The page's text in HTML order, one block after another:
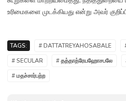
உரிமைகளை முடக்கியது என்று அவர்
TAGS: # DATTATREYAHOSABALE
# SECULAR
# தத்தாத்ரேயஹோசபலே
# மதச்சார்பற்ற